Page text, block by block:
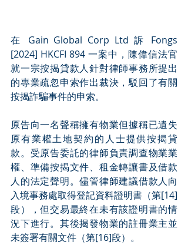
在 Gain Global Corp Ltd 訴 Fongs
[2024] HKCFI 894 一案中，陳偉信法官
就一宗按揭貸款人針對律師事務所提出
的專業疏忽申索作出裁決，駁回了有關
按揭詐騙事件的申索。
原告向一名聲稱擁有物業但據稱已遺失
原有業權土地契約的人士提供按揭貸
款。受原告委託的律師負責調查物業業
權、準備按揭文件、租金轉讓書及借款
人的法定聲明。儘管律師建議借款人向
入境事務處取得登記資料證明書（第[14]
段），但交易最終在未有該證明書的情
況下進行。其後揭發物業的註冊業主並
未簽署有關文件（第[16]段）。